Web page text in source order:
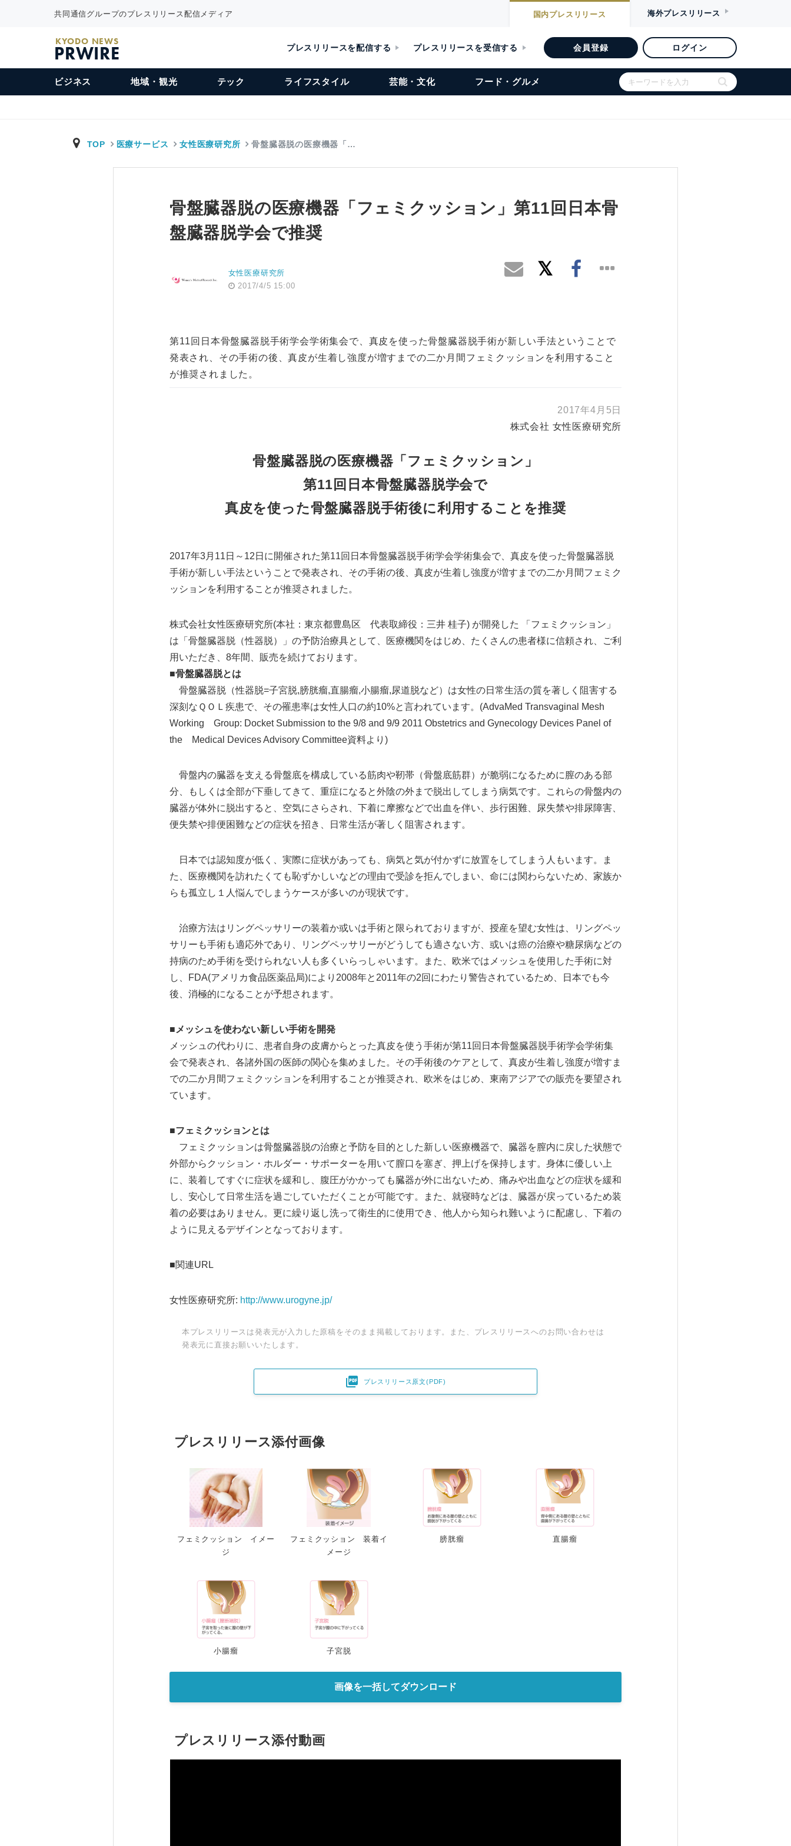
共同通信グループのプレスリリース配信メディア 国内プレスリリース 海外プレスリリース
KYODO NEWS
PRWIRE プレスリリースを配信する プレスリリースを受信する 会員登録 ログイン
ビジネス 地域・観光 テック ライフスタイル 芸能・文化 フード・グルメ
TOP 医療サービス 女性医療研究所 骨盤臓器脱の医療機器「…
骨盤臓器脱の医療機器「フェミクッション」第11回日本骨
盤臓器脱学会で推奨
女性医療研究所
2017/4/5 15:00
第11回日本骨盤臓器脱手術学会学術集会で、真皮を使った骨盤臓器脱手術が新しい手法ということで
発表され、その手術の後、真皮が生着し強度が増すまでの二か月間フェミクッションを利用すること
が推奨されました。
2017年4月5日
株式会社 女性医療研究所
骨盤臓器脱の医療機器「フェミクッション」
第11回日本骨盤臓器脱学会で
真皮を使った骨盤臓器脱手術後に利用することを推奨
2017年3月11日～12日に開催された第11回日本骨盤臓器脱手術学会学術集会で、真皮を使った骨盤臓器脱
手術が新しい手法ということで発表され、その手術の後、真皮が生着し強度が増すまでの二か月間フェミク
ッションを利用することが推奨されました。
株式会社女性医療研究所(本社：東京都豊島区 代表取締役：三井 桂子) が開発した 「フェミクッション」
は「骨盤臓器脱（性器脱）」の予防治療具として、医療機関をはじめ、たくさんの患者様に信頼され、ご利
用いただき、8年間、販売を続けております。
■骨盤臓器脱とは
骨盤臓器脱（性器脱=子宮脱,膀胱瘤,直腸瘤,小腸瘤,尿道脱など）は女性の日常生活の質を著しく阻害する
深刻なＱＯＬ疾患で、その罹患率は女性人口の約10%と言われています。(AdvaMed Transvaginal Mesh
Working Group: Docket Submission to the 9/8 and 9/9 2011 Obstetrics and Gynecology Devices Panel of
the Medical Devices Advisory Committee資料より)
骨盤内の臓器を支える骨盤底を構成している筋肉や靭帯（骨盤底筋群）が脆弱になるために膣のある部
分、もしくは全部が下垂してきて、重症になると外陰の外まで脱出してしまう病気です。これらの骨盤内の
臓器が体外に脱出すると、空気にさらされ、下着に摩擦などで出血を伴い、歩行困難、尿失禁や排尿障害、
便失禁や排便困難などの症状を招き、日常生活が著しく阻害されます。
日本では認知度が低く、実際に症状があっても、病気と気が付かずに放置をしてしまう人もいます。ま
た、医療機関を訪れたくても恥ずかしいなどの理由で受診を拒んでしまい、命には関わらないため、家族か
らも孤立し１人悩んでしまうケースが多いのが現状です。
治療方法はリングペッサリーの装着か或いは手術と限られておりますが、授産を望む女性は、リングペッ
サリーも手術も適応外であり、リングペッサリーがどうしても適さない方、或いは癌の治療や糖尿病などの
持病のため手術を受けられない人も多くいらっしゃいます。また、欧米ではメッシュを使用した手術に対
し、FDA(アメリカ食品医薬品局)により2008年と2011年の2回にわたり警告されているため、日本でも今
後、消極的になることが予想されます。
■メッシュを使わない新しい手術を開発
メッシュの代わりに、患者自身の皮膚からとった真皮を使う手術が第11回日本骨盤臓器脱手術学会学術集
会で発表され、各諸外国の医師の関心を集めました。その手術後のケアとして、真皮が生着し強度が増すま
での二か月間フェミクッションを利用することが推奨され、欧米をはじめ、東南アジアでの販売を要望され
ています。
■フェミクッションとは
フェミクッションは骨盤臓器脱の治療と予防を目的とした新しい医療機器で、臓器を膣内に戻した状態で
外部からクッション・ホルダー・サポーターを用いて膣口を塞ぎ、押上げを保持します。身体に優しい上
に、装着してすぐに症状を緩和し、腹圧がかかっても臓器が外に出ないため、痛みや出血などの症状を緩和
し、安心して日常生活を過ごしていただくことが可能です。また、就寝時などは、臓器が戻っているため装
着の必要はありません。更に繰り返し洗って衛生的に使用でき、他人から知られ難いように配慮し、下着の
ように見えるデザインとなっております。
■関連URL
女性医療研究所: http://www.urogyne.jp/
本プレスリリースは発表元が入力した原稿をそのまま掲載しております。また、プレスリリースへのお問い合わせは
発表元に直接お願いいたします。
 プレスリリース原文(PDF)
プレスリリース添付画像
フェミクッション イメー
ジ
フェミクッション 装着イ
メージ
膀胱瘤 直腸瘤
小腸瘤 子宮脱
画像を一括してダウンロード
プレスリリース添付動画
English